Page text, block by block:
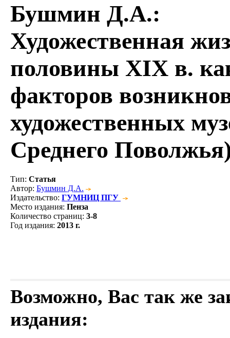
Бушмин Д.А.:
Художественная
половины XIX в.
факторов
художественных
Среднего
Тип: Статья
Автор: Бушмин Д.А.
Издательство: ГУМНИЦ ПГУ
Место издания: Пенза
Количество страниц: 3-8
Год издания: 2013 г.
Возможно, Вас так же
издания: